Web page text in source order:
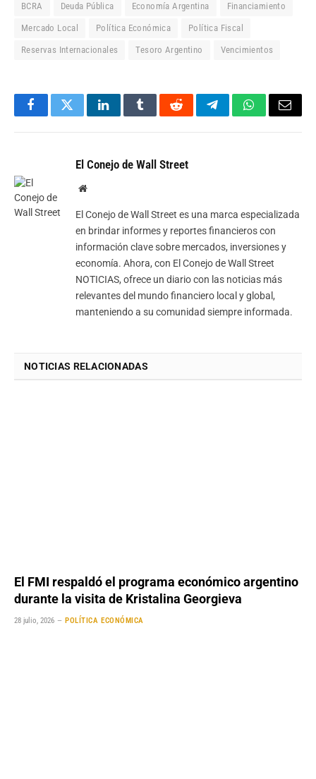
BCRA Deuda Pública Economía Argentina Financiamiento
Mercado Local Política Económica Política Fiscal
Reservas Internacionales Tesoro Argentino Vencimientos
FacebookTwitterLinkedInTumblrRedditTelegramWhatsApp
Email
El Conejo de Wall Street
Website
El Conejo de Wall Street es una marca especializada
en brindar informes y reportes financieros con
información clave sobre mercados, inversiones y
economía. Ahora, con El Conejo de Wall Street
NOTICIAS, ofrece un diario con las noticias más
relevantes del mundo financiero local y global,
manteniendo a su comunidad siempre informada.
NOTICIAS RELACIONADAS
El FMI respaldó el programa económico argentino
durante la visita de Kristalina Georgieva
28 julio, 2026 POLÍTICA ECONÓMICA